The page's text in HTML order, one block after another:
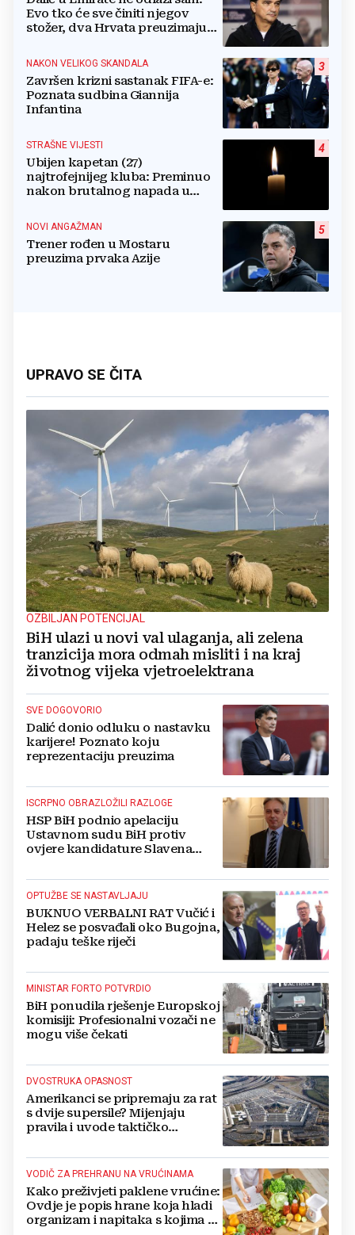
Evo tko će sve činiti njegov
stožer, dva Hrvata preuzimaju
3
NAKON VELIKOG SKANDALA
Završen krizni sastanak FIFA-e:
Poznata sudbina Giannija
Infantina
4
STRAŠNE VIJESTI
Ubijen kapetan (27)
najtrofejnijeg kluba: Preminuo
nakon brutalnog napada u
5
NOVI ANGAŽMAN
Trener rođen u Mostaru
preuzima prvaka Azije
UPRAVO SE ČITA
OZBILJAN POTENCIJAL
BiH ulazi u novi val ulaganja, ali zelena
tranzicija mora odmah misliti i na kraj
životnog vijeka vjetroelektrana
SVE DOGOVORIO
Dalić donio odluku o nastavku
karijere! Poznato koju
reprezentaciju preuzima
ISCRPNO OBRAZLOŽILI RAZLOGE
HSP BiH podnio apelaciju
Ustavnom sudu BiH protiv
ovjere kandidature Slavena
OPTUŽBE SE NASTAVLJAJU
BUKNUO VERBALNI RAT Vučić i
Helez se posvađali oko Bugojna,
padaju teške riječi
MINISTAR FORTO POTVRDIO
BiH ponudila rješenje Europskoj
komisiji: Profesionalni vozači ne
mogu više čekati
DVOSTRUKA OPASNOST
Amerikanci se pripremaju za rat
s dvije supersile? Mijenjaju
pravila i uvode taktičko
VODIČ ZA PREHRANU NA VRUĆINAMA
Kako preživjeti paklene vrućine:
Ovdje je popis hrane koja hladi
organizam i napitaka s kojima si